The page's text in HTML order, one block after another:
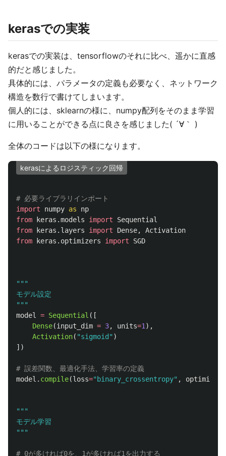
kerasでの実装
kerasでの実装は、tensorflowのそれに比べ、遥かに直感
的だと感じました。
具体的には、パラメータの定義も必要なく、ネットワーク
構造を数行で書けてしまいます。
個人的には、sklearnの様に、numpy配列をそのまま学習
に用いることができる点に良さを感じました( ´∀｀ )
全体のコードは以下の様になります。
kerasによるロジスティック回帰
import
numpy as
np
from
keras.models import
Sequential
from
keras.layers import Dense,
Activation
from
keras.optimizers import SGD
"""
"""
model = Sequential ([
Dense(input_dim = 3, units=1),
Activation( "sigmoid " )
])
model . compile(loss=" binary_crossentropy" , optimizer
"""
"""